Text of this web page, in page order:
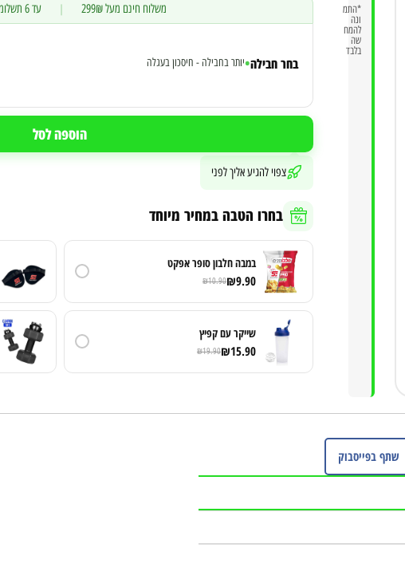
*התמ
ונה
להמח
שה
בלבד
משלוח חינם מעל 299₪ עד 6 תשלומים ללא ריבית
בחר חבילה•יותר בחבילה - חיסכון בעגלה
הוספה לסל
צפוי להגיע אליך לפני
בחרו הטבה במחיר מיוחד
במבה חלבון סופר אפקט
₪9.90
₪10.90
שייקר עם קפיץ
₪15.90
₪19.90
שתף בפייסבוק